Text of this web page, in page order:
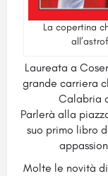
La copertina
Laureata a
grande carriera
Calabria
Parlerà alla
suo primo libro
Molte le novità